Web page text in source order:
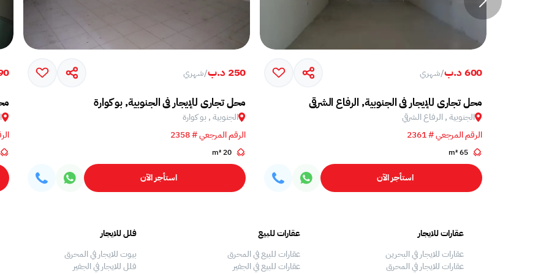
600 د.ب /شهري
محل تجاري للإيجار في الجنوبية, الرفاع الشرقي
الجنوبية , الرفاع الشرقي
الرقم المرجعي # 2361
65 m²
استأجر الآن
250 د.ب /شهري
محل تجاري للإيجار في الجنوبية, بو كوارة
الجنوبية , بو كوارة
الرقم المرجعي # 2358
20 m²
استأجر الآن
90
عقارات للايجار
عقارات للايجار في البحرين
عقارات للايجار في المحرق
عقارات للبيع
عقارات للبيع في المحرق
عقارات للبيع في الجفير
فلل للايجار
بيوت للايجار في المحرق
فلل للايجار في الجفير